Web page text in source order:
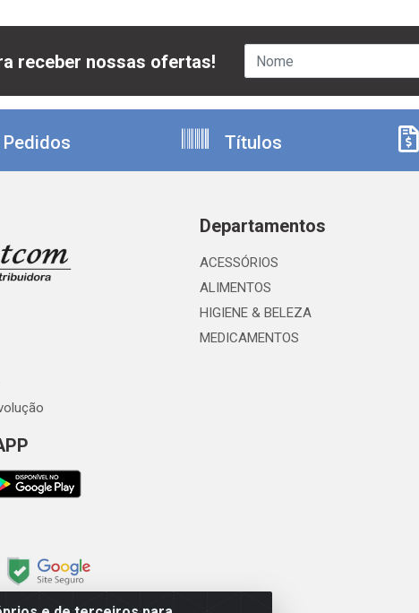
receber nossas ofertas!
Títulos
Departamentos
ACESSÓRIOS
ALIMENTOS
HIGIENE & BELEZA
MEDICAMENTOS